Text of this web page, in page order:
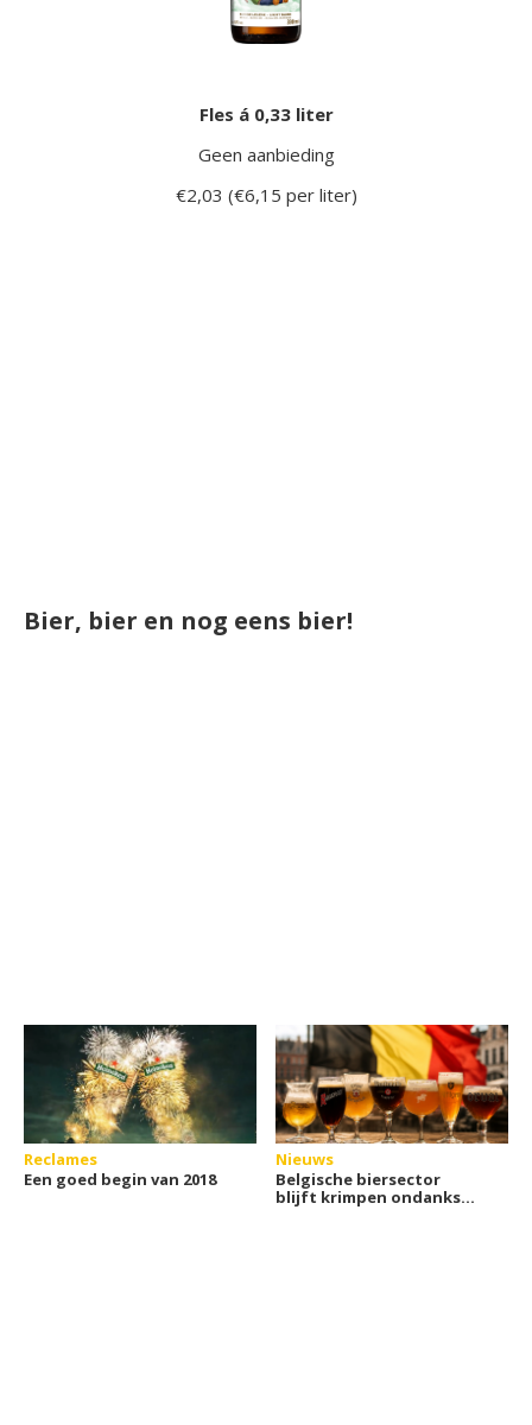
Fles á 0,33 liter
Geen aanbieding
€2,03 (€6,15 per liter)
Bier, bier en nog eens bier!
Reclames
Een goed begin van 2018
Nieuws
Belgische biersector
blijft krimpen ondanks